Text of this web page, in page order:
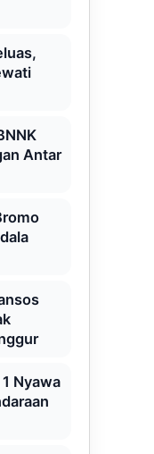
Antar
Nyawa